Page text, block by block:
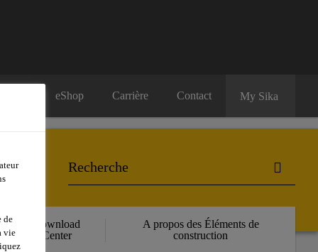
eShop Carrière Contact My Sika
Download
Center
A propos des Éléments de
construction
de
vie